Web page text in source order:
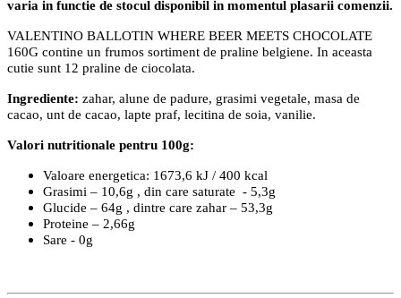
varia in functie de stocul disponibil in momentul plasarii comenzii.
VALENTINO BALLOTIN WHERE BEER MEETS CHOCOLATE
160G contine un frumos sortiment de praline belgiene. In aceasta
cutie sunt 12 praline de ciocolata.
Ingrediente: zahar, alune de padure, grasimi vegetale, masa de
cacao, unt de cacao, lapte praf, lecitina de soia, vanilie.
Valori nutritionale pentru 100g:
Valoare energetica: 1673,6 kJ / 400 kcal
Grasimi – 10,6g , din care saturate - 5,3g
Glucide – 64g , dintre care zahar – 53,3g
Proteine – 2,66g
Sare - 0g